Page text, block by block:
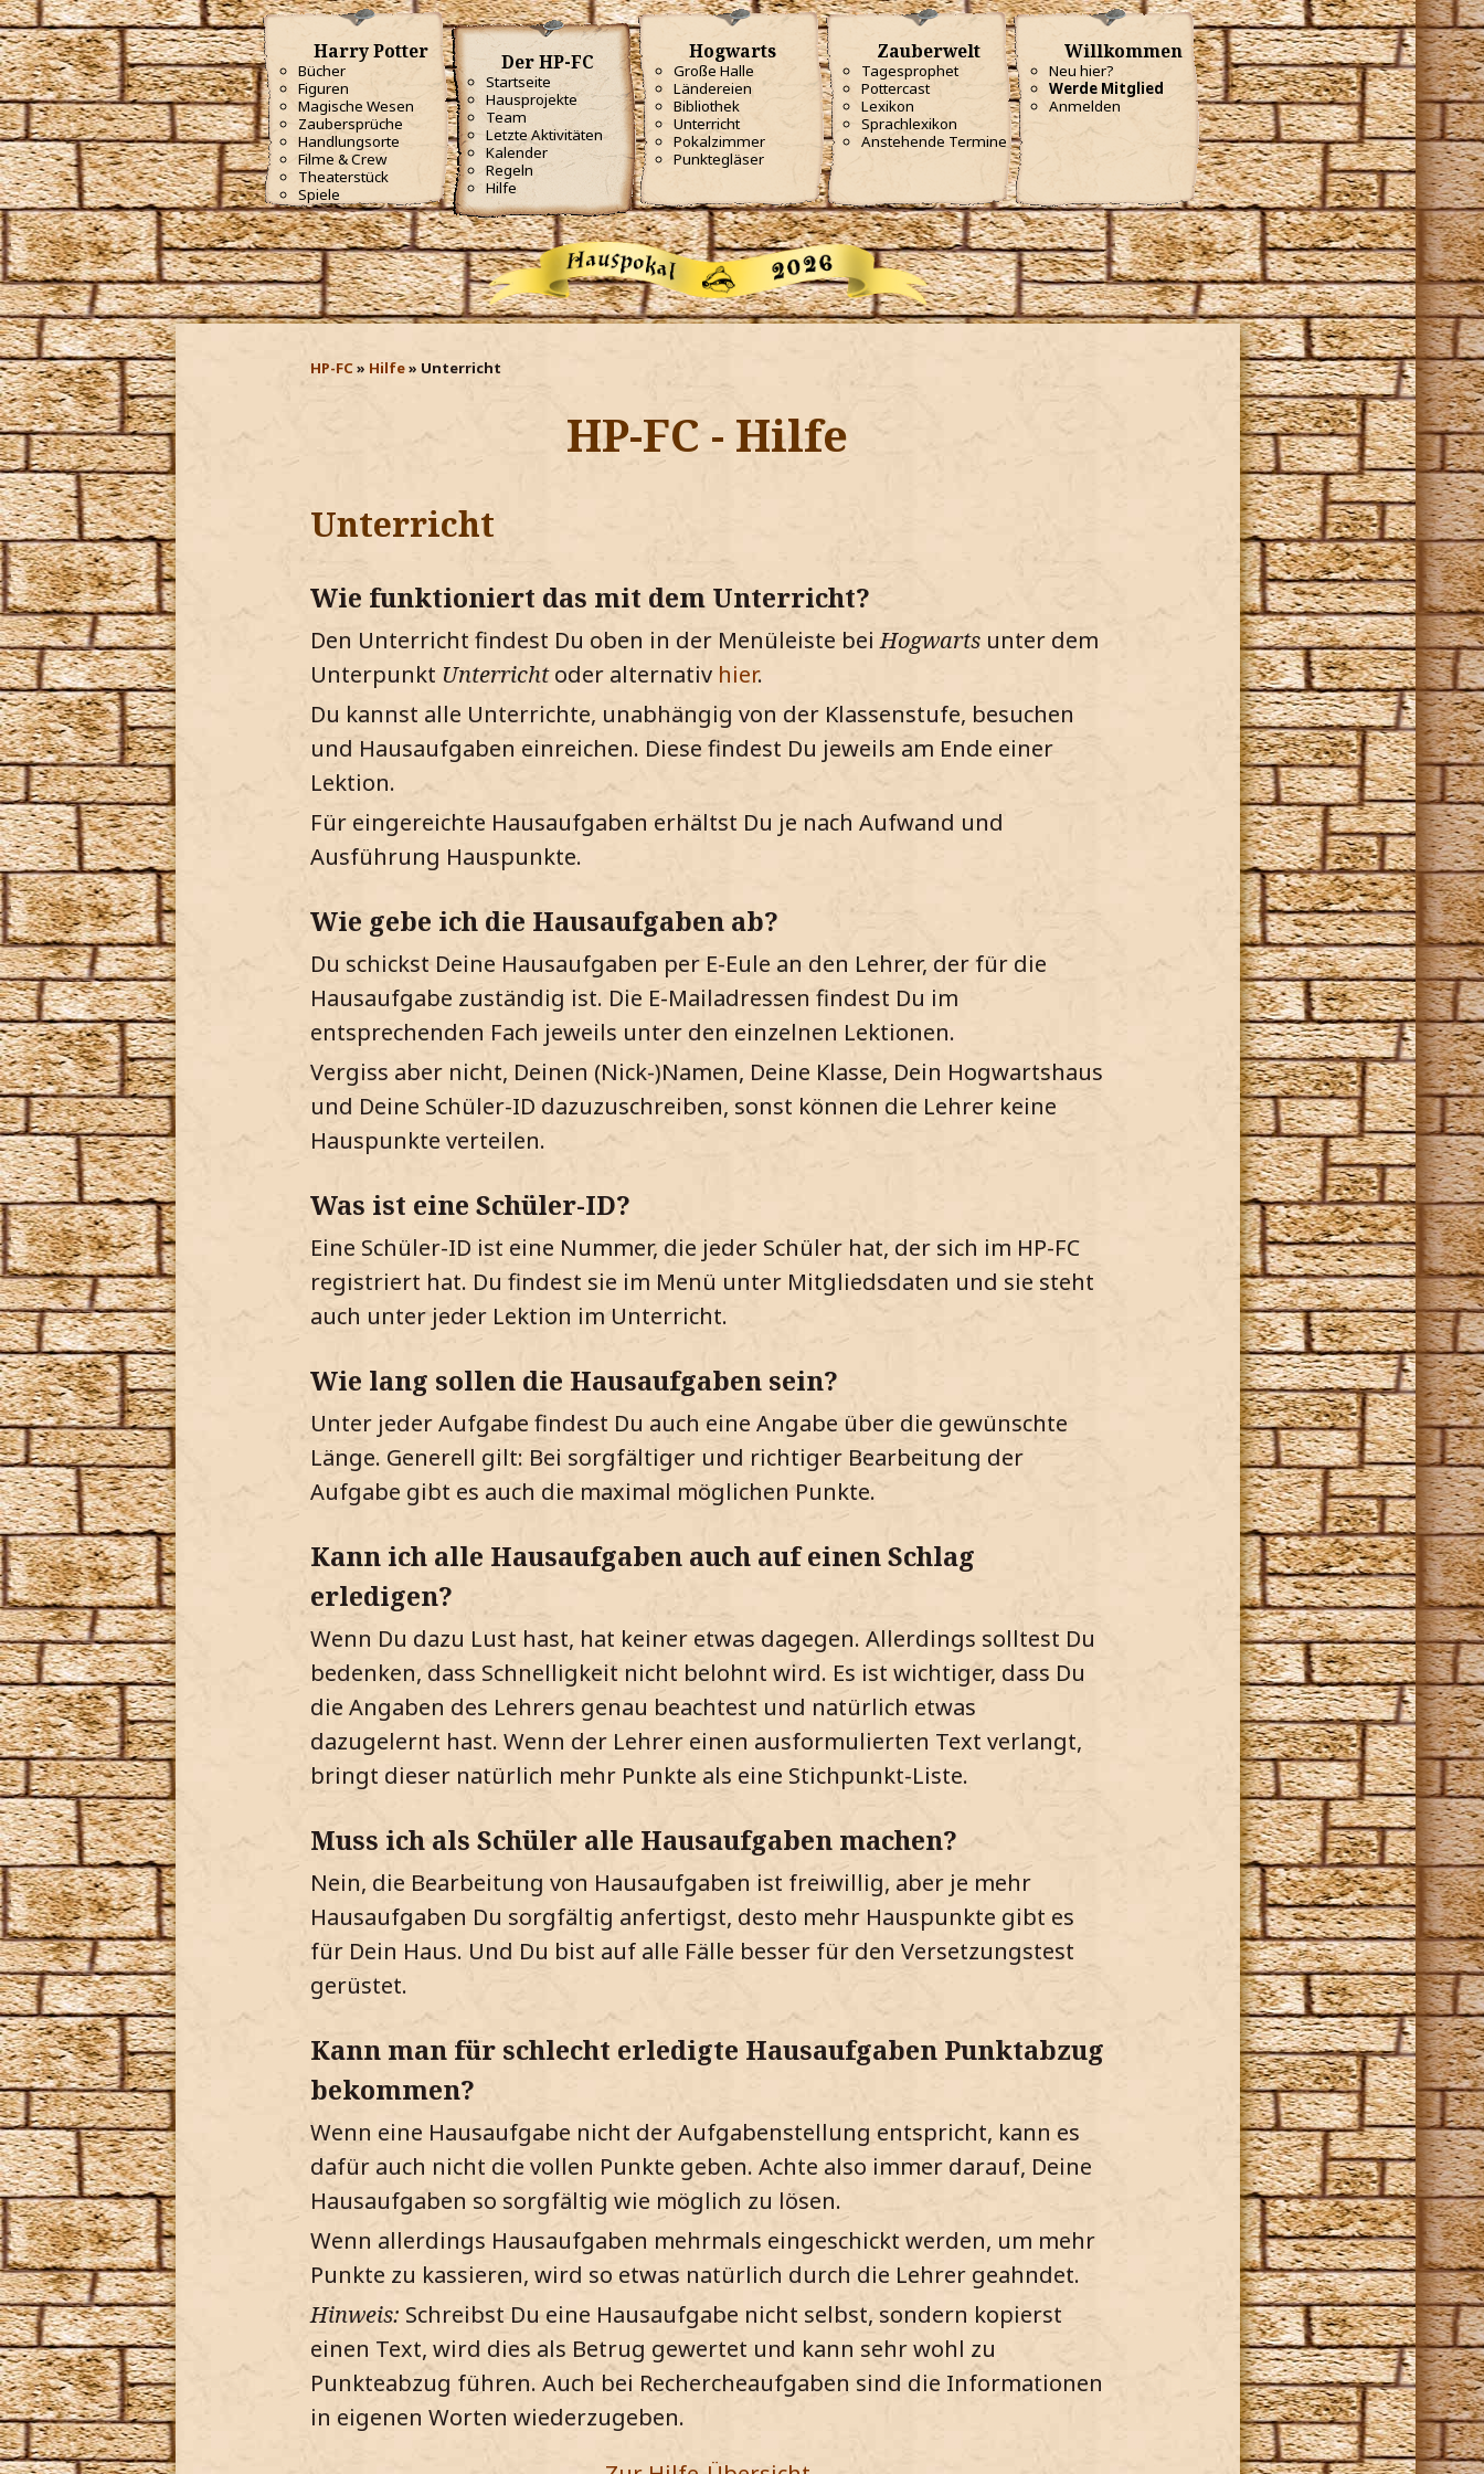
Harry Potter
Bücher
Figuren
Magische Wesen
Zaubersprüche
Handlungsorte
Filme & Crew
Theaterstück
Spiele
Der HP-FC
Startseite
Hausprojekte
Team
Letzte Aktivitäten
Kalender
Regeln
Hilfe
Hogwarts
Große Halle
Ländereien
Bibliothek
Unterricht
Pokalzimmer
Punktegläser
Zauberwelt
Tagesprophet
Pottercast
Lexikon
Sprachlexikon
Anstehende Termine
Willkommen
Neu hier?
Werde Mitglied
Anmelden
HP-FC Hilfe Unterricht
HP-FC - Hilfe
Unterricht
Wie funktioniert das mit dem Unterricht?
Den Unterricht findest Du oben in der Menüleiste beiHogwartsunter dem
Unterpunkt Unterrichtoder alternativ hier.
Du kannst alle Unterrichte, unabhängig von der Klassenstufe, besuchen
und Hausaufgaben einreichen. Diese findest Du jeweils am Ende einer
Lektion.
Für eingereichte Hausaufgaben erhältst Du je nach Aufwand und
Ausführung Hauspunkte.
Wie gebe ich die Hausaufgaben ab?
Du schickst Deine Hausaufgaben per E-Eule an den Lehrer, der für die
Hausaufgabe zuständig ist. Die E-Mailadressen findest Du im
entsprechenden Fach jeweils unter den einzelnen Lektionen.
Vergiss aber nicht, Deinen (Nick-)Namen, Deine Klasse, Dein Hogwartshaus
und Deine Schüler-ID dazuzuschreiben, sonst können die Lehrer keine
Hauspunkte verteilen.
Was ist eine Schüler-ID?
Eine Schüler-ID ist eine Nummer, die jeder Schüler hat, der sich im HP-FC
registriert hat. Du findest sie im Menü unter Mitgliedsdaten und sie steht
auch unter jeder Lektion im Unterricht.
Wie lang sollen die Hausaufgaben sein?
Unter jeder Aufgabe findest Du auch eine Angabe über die gewünschte
Länge. Generell gilt: Bei sorgfältiger und richtiger Bearbeitung der
Aufgabe gibt es auch die maximal möglichen Punkte.
Kann ich alle Hausaufgaben auch auf einen Schlag
erledigen?
Wenn Du dazu Lust hast, hat keiner etwas dagegen. Allerdings solltest Du
bedenken, dass Schnelligkeit nicht belohnt wird. Es ist wichtiger, dass Du
die Angaben des Lehrers genau beachtest und natürlich etwas
dazugelernt hast. Wenn der Lehrer einen ausformulierten Text verlangt,
bringt dieser natürlich mehr Punkte als eine Stichpunkt-Liste.
Muss ich als Schüler alle Hausaufgaben machen?
Nein, die Bearbeitung von Hausaufgaben ist freiwillig, aber je mehr
Hausaufgaben Du sorgfältig anfertigst, desto mehr Hauspunkte gibt es
für Dein Haus. Und Du bist auf alle Fälle besser für den Versetzungstest
gerüstet.
Kann man für schlecht erledigte Hausaufgaben Punktabzug
bekommen?
Wenn eine Hausaufgabe nicht der Aufgabenstellung entspricht, kann es
dafür auch nicht die vollen Punkte geben. Achte also immer darauf, Deine
Hausaufgaben so sorgfältig wie möglich zu lösen.
Wenn allerdings Hausaufgaben mehrmals eingeschickt werden, um mehr
Punkte zu kassieren, wird so etwas natürlich durch die Lehrer geahndet.
Hinweis: Schreibst Du eine Hausaufgabe nicht selbst, sondern kopierst
einen Text, wird dies als Betrug gewertet und kann sehr wohl zu
Punkteabzug führen. Auch bei Rechercheaufgaben sind die Informationen
in eigenen Worten wiederzugeben.